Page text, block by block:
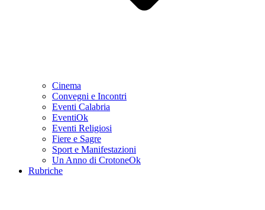
Cinema
Convegni e Incontri
Eventi Calabria
EventiOk
Eventi Religiosi
Fiere e Sagre
Sport e Manifestazioni
Un Anno di CrotoneOk
Rubriche